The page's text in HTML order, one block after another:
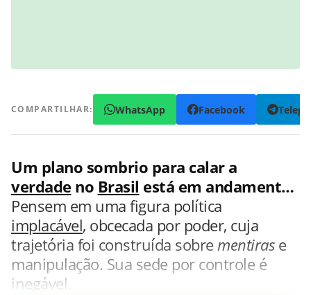
COMPARTILHAR: WhatsApp Facebook
Um plano sombrio para calar a
verdade no Brasil está em andament…
Pensem em uma figura política
implacável, obcecada por poder, cuja
trajetória foi construída sobrementirase
manipulação. Sua sede por controle é
inegável.